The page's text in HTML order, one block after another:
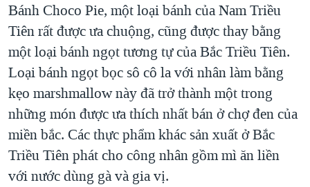
Bánh Choco Pie, một loại bánh của Nam Triều
Tiên rất được ưa chuộng, cũng được thay bằng
một loại bánh ngọt tương tự của Bắc Triều Tiên.
Loại bánh ngọt bọc sô cô la với nhân làm bằng
kẹo marshmallow này đã trở thành một trong
những món được ưa thích nhất bán ở chợ đen của
miền bắc. Các thực phẩm khác sản xuất ở Bắc
Triều Tiên phát cho công nhân gồm mì ăn liền
với nước dùng gà và gia vị.